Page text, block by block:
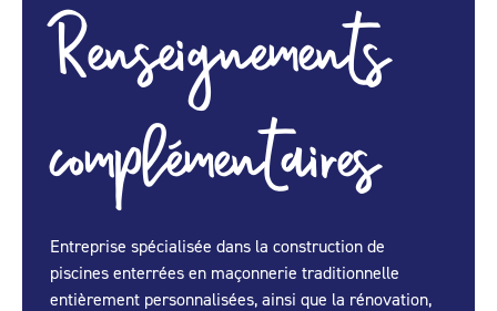
Renseignements
complémentaires
Entreprise spécialisée dans la construction de
piscines enterrées en maçonnerie traditionnelle
entièrement personnalisées, ainsi que la rénovation,